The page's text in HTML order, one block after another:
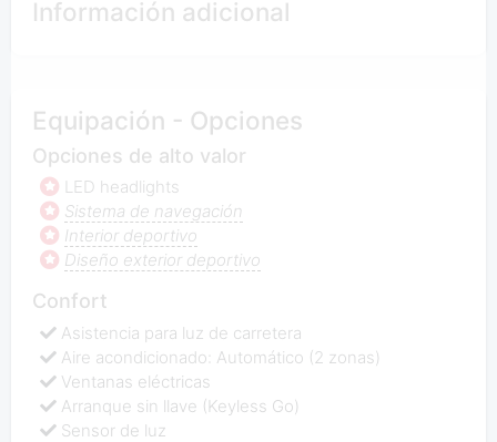
Información adicional
Equipación - Opciones
Opciones de alto valor
LED headlights
Sistema de navegación
Interior deportivo
Diseño exterior deportivo
Confort
Asistencia para luz de carretera
Aire acondicionado: Automático (2 zonas)
Ventanas eléctricas
Arranque sin llave (Keyless Go)
Sensor de luz